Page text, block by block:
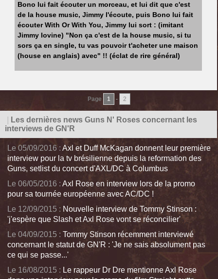
Bono lui fait écouter un morceau, et lui dit que c'est
de la house music, Jimmy l'écoute, puis Bono lui fait
écouter With Or With You, Jimmy lui sort : (imitant
Jimmy Iovine) "Non ça c'est de la house music, si tu
sors ça en single, tu vas pouvoir t'acheter une maison
(house en anglais) avec" !! (éclat de rire général)
Page 1 - 2
Les dernières news Guns N' Roses concernant les
interviews de GN'R
Le 05/09/2016 : Axl et Duff McKagan donnent leur première
interview pour la tv brésilienne depuis la reformation des
Guns, setlist du concert d'AXL/DC à Columbus
Le 06/05/2016 : Axl Rose en interview lors de la promo
pour sa tournée européenne avec AC/DC !
Le 12/09/2015 : Nouvelle interview de Tommy Stinson :
'j'espère que Slash et Axl Rose vont se réconcilier'
Le 04/09/2015 : Tommy Stinson récemment interviewé
concernant le statut de GN'R : 'Je ne sais absolument pas
ce qui se passe...'
Le 16/08/2015 : Le rappeur Dr Dre mentionne Axl Rose